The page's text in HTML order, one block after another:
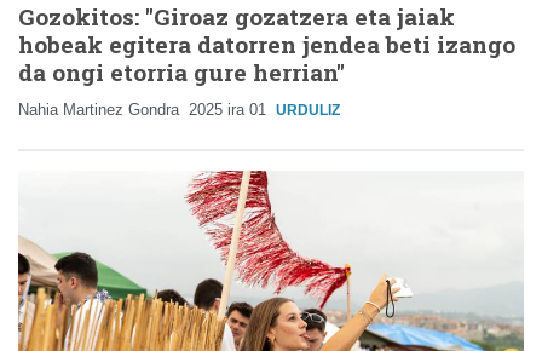
Gozokitos: "Giroaz gozatzera eta jaiak
hobeak egitera datorren jendea beti izango
da ongi etorria gure herrian"
Nahia Martinez Gondra 2025 ira 01 URDULIZ